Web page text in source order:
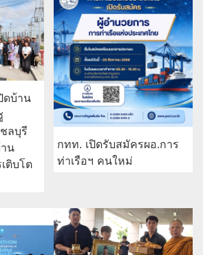
ดบ้าน
ลบุรี
น
ติบโต
กทท. เปิดรับสมัครผอ.การ
ท่าเรือฯ คนใหม่